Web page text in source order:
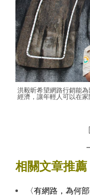
洪毅昕希望網路行銷能
經濟，讓年輕人可以在
相關文章推薦
〈有網路，為何